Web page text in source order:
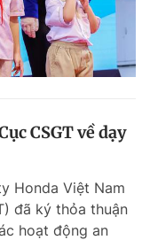
Chính sách bảo
ngày 24.3.2020
Niên. Cấm sao chép
bằng văn bản.
CSGT về dạy
Honda Việt Nam
đã ký thỏa thuận
hoạt động an